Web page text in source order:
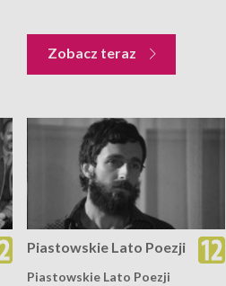
Zobacz teraz
Piastowskie Lato Poezji
Piastowskie Lato Poezji